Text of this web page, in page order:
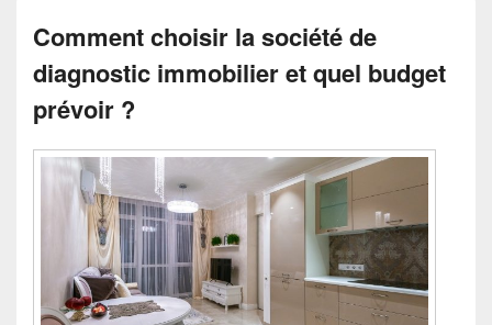
Comment choisir la société de
diagnostic immobilier et quel budget
prévoir ?